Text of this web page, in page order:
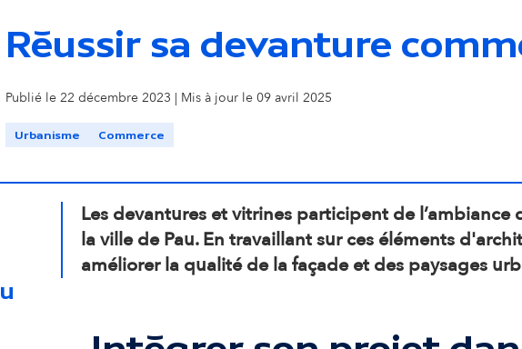
s
o
n
Réussir sa devanture
Publié le 22 décembre 2023 | Mis à jour le 09 avril 2025
Urbanisme Commerce
Les devantures et vitrines participent de l’ambiance
la ville de Pau. En travaillant sur ces éléments
améliorer la qualité de la façade et des paysages